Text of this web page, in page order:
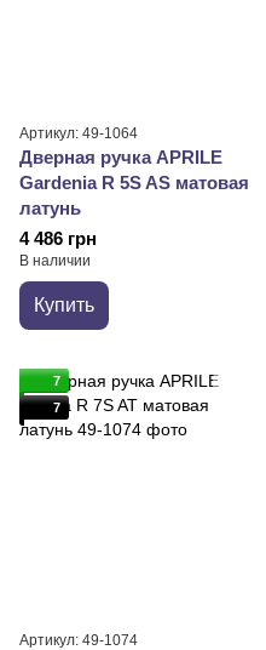
Артикул: 49-1064
Дверная ручка APRILE
Gardenia R 5S AS матовая
латунь
4 486 грн
В наличии
Купить
7
7
Артикул: 49-1074